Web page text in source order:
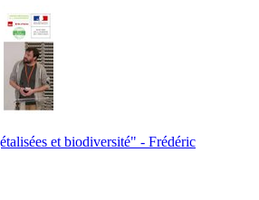
et biodiversité" - Frédéric